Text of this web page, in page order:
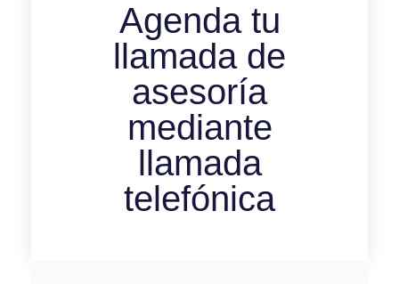
Agenda tu
llamada de
asesoría
mediante
llamada
telefónica